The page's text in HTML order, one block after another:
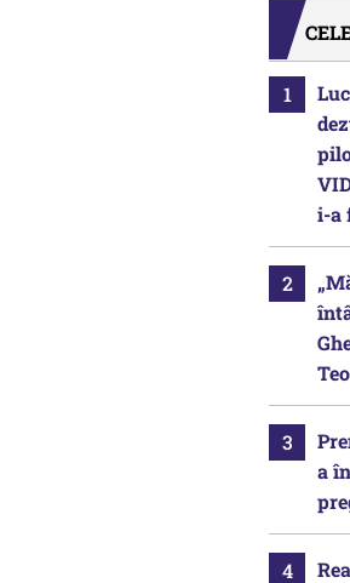
i-a
a